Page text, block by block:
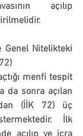
açılıp
Genel Nitelikteki
da sonra açılan
(İİK 72) üç
İlk